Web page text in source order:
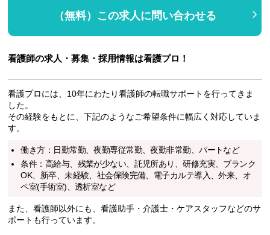
（無料）この求人に問い合わせる
看護師の求人・募集・採用情報は看護プロ！
看護プロには、10年にわたり看護師の転職サポートを行ってきま
した。
その経験をもとに、下記のようなご希望条件に幅広く対応していま
す。
働き方：日勤常勤、夜勤専従常勤、夜勤非常勤、パートなど
条件：高給与、残業が少ない、託児所あり、研修充実、ブランク
OK、新卒、未経験、社会保険完備、電子カルテ導入、外来、オ
ペ室(手術室)、透析室など
また、看護師以外にも、看護助手・介護士・ケアスタッフなどのサ
ポートも行っています。